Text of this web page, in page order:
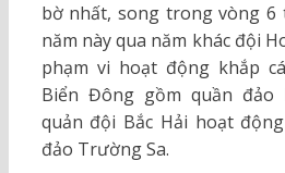
bờ nhất, song trong vòng 6
năm này qua năm khác đội
phạm vi hoạt động khắp
Biển Đông gồm quần đảo
quản đội Bắc Hải hoạt
đảo Trường Sa.